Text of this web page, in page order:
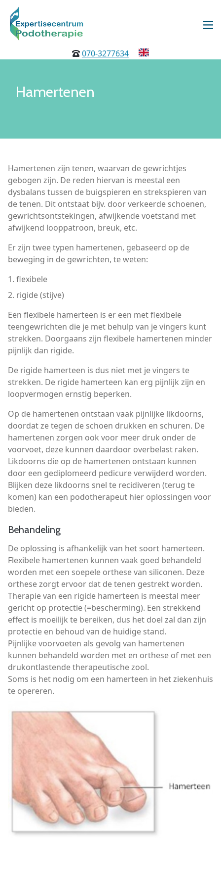
070-3277634
Hamertenen
Hamertenen zijn tenen, waarvan de gewrichtjes
gebogen zijn. De reden hiervan is meestal een
dysbalans tussen de buigspieren en strekspieren van
de tenen. Dit ontstaat bijv. door verkeerde schoenen,
gewrichtsontstekingen, afwijkende voetstand met
afwijkend looppatroon, breuk, etc.
Er zijn twee typen hamertenen, gebaseerd op de
beweging in de gewrichten, te weten:
flexibele
rigide (stijve)
Een flexibele hamerteen is er een met flexibele
teengewrichten die je met behulp van je vingers kunt
strekken. Doorgaans zijn flexibele hamertenen minder
pijnlijk dan rigide.
De rigide hamerteen is dus niet met je vingers te
strekken. De rigide hamerteen kan erg pijnlijk zijn en
loopvermogen ernstig beperken.
Op de hamertenen ontstaan vaak pijnlijke likdoorns,
doordat ze tegen de schoen drukken en schuren. De
hamertenen zorgen ook voor meer druk onder de
voorvoet, deze kunnen daardoor overbelast raken.
Likdoorns die op de hamertenen ontstaan kunnen
door een gediplomeerd pedicure verwijderd worden.
Blijken deze likdoorns snel te recidiveren (terug te
komen) kan een podotherapeut hier oplossingen voor
bieden.
Behandeling
De oplossing is afhankelijk van het soort hamerteen.
Flexibele hamertenen kunnen vaak goed behandeld
worden met een soepele orthese van siliconen. Deze
orthese zorgt ervoor dat de tenen gestrekt worden.
Therapie van een rigide hamerteen is meestal meer
gericht op protectie (=bescherming). Een strekkend
effect is moeilijk te bereiken, dus het doel zal dan zijn
protectie en behoud van de huidige stand.
Pijnlijke voorvoeten als gevolg van hamertenen
kunnen behandeld worden met en orthese of met een
drukontlastende therapeutische zool.
Soms is het nodig om een hamerteen in het ziekenhuis
te opereren.